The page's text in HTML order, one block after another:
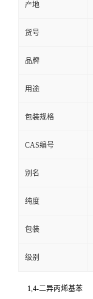
产地
货号
品牌
用途
包装规格
CAS编号
别名
纯度
包装
级别
1,4-二异丙烯基苯